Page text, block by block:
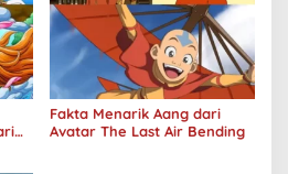
Fakta Menarik Aang dari
Avatar The Last Air Bending